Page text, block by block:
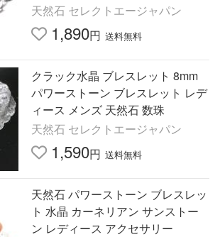
天然石 セレクトエージャパン
1,890円 送料無料
クラック水晶 ブレスレット 8mm
パワーストーン ブレスレット レデ
ィース メンズ 天然石 数珠
天然石 セレクトエージャパン
1,590円 送料無料
天然石 パワーストーン ブレスレッ
ト 水晶 カーネリアン サンストー
ン レディース アクセサリー